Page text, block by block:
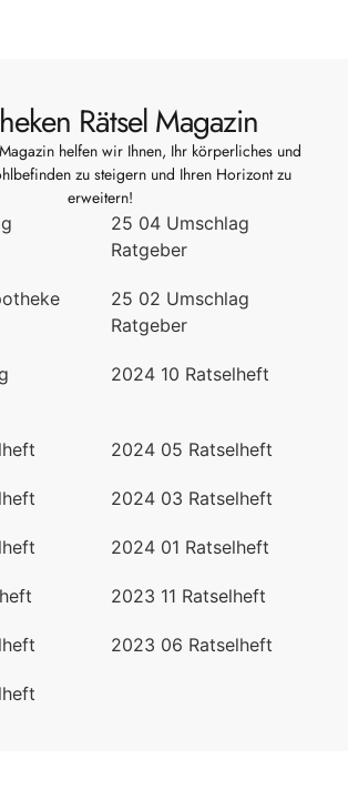
Rätsel Magazin
helfen wir Ihnen, Ihr körperliches und
zu steigern und Ihren Horizont zu
erweitern!
25 04 Umschlag
Ratgeber
25 02 Umschlag
Ratgeber
2024 10 Ratselheft
2024 05 Ratselheft
2024 03 Ratselheft
2024 01 Ratselheft
2023 11 Ratselheft
2023 06 Ratselheft